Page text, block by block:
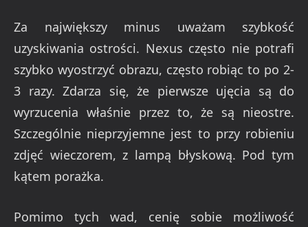
Za największy minus uważam szybkość
uzyskiwania ostrości. Nexus często nie potrafi
szybko wyostrzyć obrazu, często robiąc to po 2-
3 razy. Zdarza się, że pierwsze ujęcia są do
wyrzucenia właśnie przez to, że są nieostre.
Szczególnie nieprzyjemne jest to przy robieniu
zdjęć wieczorem, z lampą błyskową. Pod tym
kątem porażka.
Pomimo tych wad, cenię sobie możliwość